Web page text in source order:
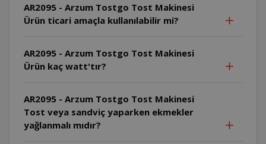
AR2095 - Arzum Tostgo Tost Makinesi
Ürün ticari amaçla kullanılabilir mi?
AR2095 - Arzum Tostgo Tost Makinesi
Ürün kaç watt'tır?
AR2095 - Arzum Tostgo Tost Makinesi
Tost veya sandviç yaparken ekmekler
yağlanmalı mıdır?